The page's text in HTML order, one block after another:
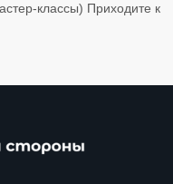
классы) Приходите к